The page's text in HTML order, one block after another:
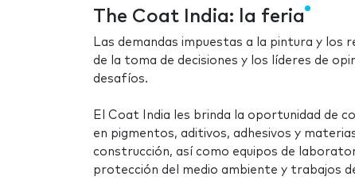
The Coat India: la feria
Las demandas impuestas a la pintura y
de la toma de decisiones y los líderes de
desafíos.
El Coat India les brinda la oportunidad de
en pigmentos, aditivos, adhesivos y
construcción, así como equipos de
protección del medio ambiente y trabajos